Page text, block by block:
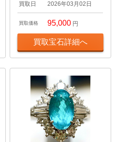
買取日 2026年03月02日
買取価格 95,000 円
買取宝石詳細へ